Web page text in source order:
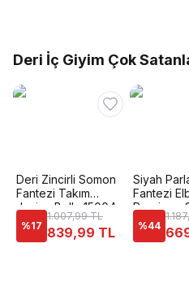
Deri İç Giyim Çok
Deri Zincirli Somon
Fantezi Takım
Jesica Bella 15004
%17
1.007,99 TL
839,99 TL
Siyah
Fantezi
Passione
%44